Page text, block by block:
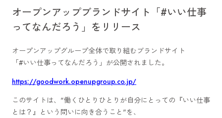
オープンアップブランドサイト「#いい仕事
ってなんだろう」をリリース
オープンアップグループ全体で取り組むブランドサイト
「#いい仕事ってなんだろう」が公開されました。
https://goodwork.openupgroup.co.jp/
このサイトは、"働くひとりひとりが自分にとっての『いい仕事
とは？』という問いに向き合うこと"を、